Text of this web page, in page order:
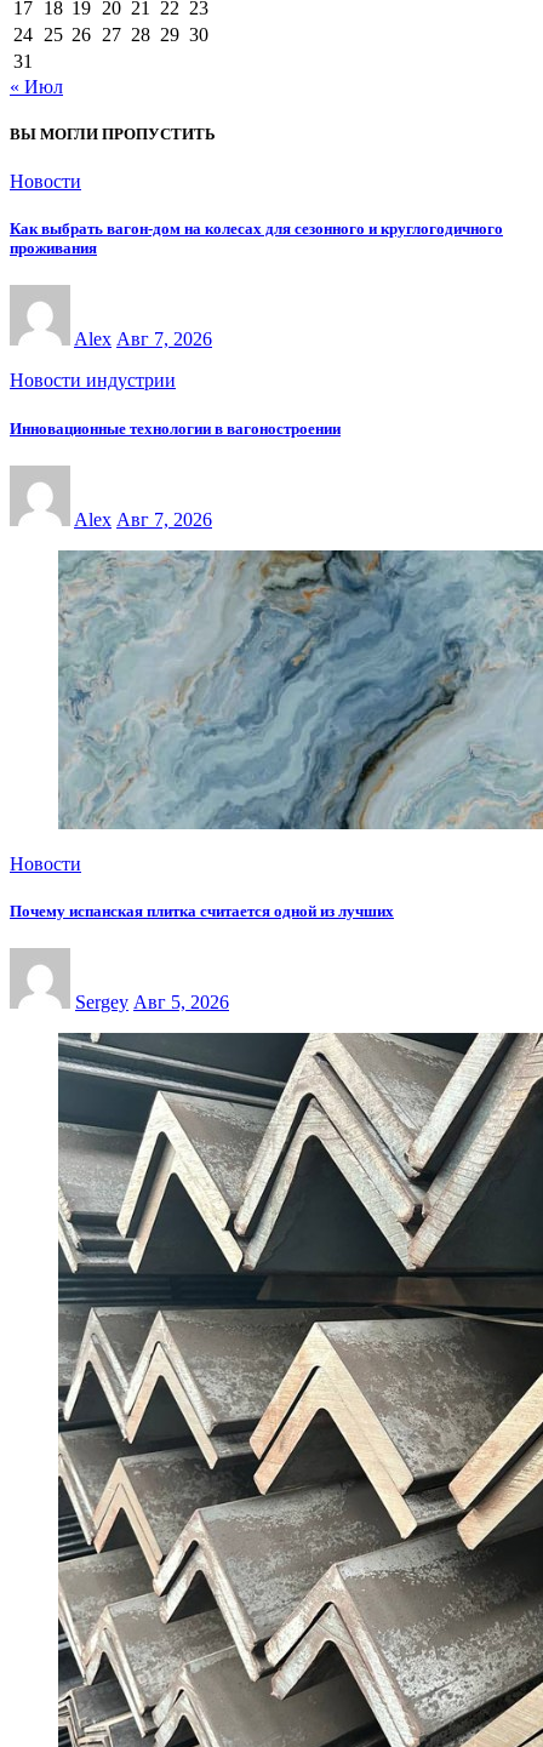
17 18 19 20 21 22 23
24 25 26 27 28 29 30
31
« Июл
ВЫ МОГЛИ ПРОПУСТИТЬ
Новости
Как выбрать вагон-дом на колесах для сезонного и круглогодичного
проживания
Alex Авг 7, 2026
Новости индустрии
Инновационные технологии в вагоностроении
Alex Авг 7, 2026
Новости
Почему испанская плитка считается одной из лучших
Sergey Авг 5, 2026